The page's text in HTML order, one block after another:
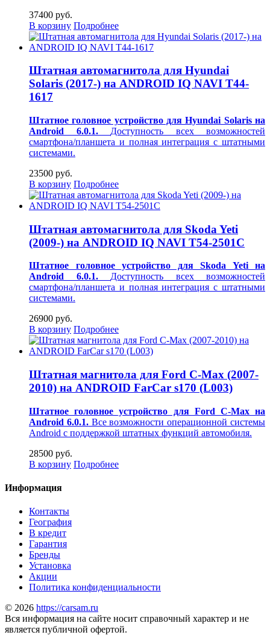
37400 руб.
В корзину Подробнее
Штатная автомагнитола для Hyundai
Solaris (2017-) на ANDROID IQ NAVI T44-
1617
Штатное головное устройство для Hyundai Solaris на
Android 6.0.1. Доступность всех возможностей
смартфона/планшета и полная интеграция с штатными
системами.
23500 руб.
В корзину Подробнее
Штатная автомагнитола для Skoda Yeti
(2009-) на ANDROID IQ NAVI T54-2501C
Штатное головное устройство для Skoda Yeti на
Android 6.0.1. Доступность всех возможностей
смартфона/планшета и полная интеграция с штатными
системами.
26900 руб.
В корзину Подробнее
Штатная магнитола для Ford C-Max (2007-
2010) на ANDROID FarCar s170 (L003)
Штатное головное устройство для Ford C-Max на
Android 6.0.1.Все возможности операционной системы
Android с поддержкой штатных функций автомобиля.
28500 руб.
В корзину Подробнее
Информация
Контакты
География
В кредит
Гарантия
Бренды
Установка
Акции
Политика конфиденциальности
© 2026 https://carsam.ru
Вся информация на сайте носит справочный характер и не
является публичной офертой.